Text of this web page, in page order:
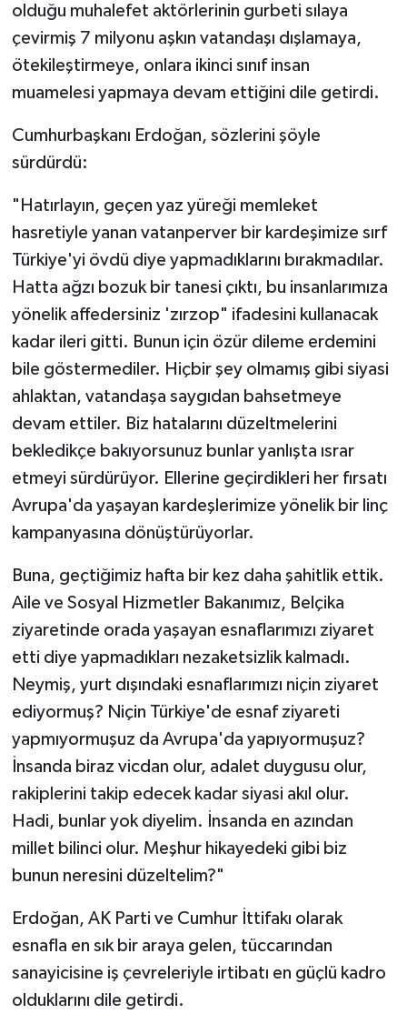
olduğu muhalefet aktörlerinin gurbeti sılaya
çevirmiş 7 milyonu aşkın vatandaşı dışlamaya,
ötekileştirmeye, onlara ikinci sınıf insan
muamelesi yapmaya devam ettiğini dile getirdi.
Cumhurbaşkanı Erdoğan, sözlerini şöyle
sürdürdü:
"Hatırlayın, geçen yaz yüreği memleket
hasretiyle yanan vatanperver bir kardeşimize sırf
Türkiye'yi övdü diye yapmadıklarını bırakmadılar.
Hatta ağzı bozuk bir tanesi çıktı, bu insanlarımıza
yönelik affedersiniz 'zırzop" ifadesini kullanacak
kadar ileri gitti. Bunun için özür dileme erdemini
bile göstermediler. Hiçbir şey olmamış gibi siyasi
ahlaktan, vatandaşa saygıdan bahsetmeye
devam ettiler. Biz hatalarını düzeltmelerini
bekledikçe bakıyorsunuz bunlar yanlışta ısrar
etmeyi sürdürüyor. Ellerine geçirdikleri her fırsatı
Avrupa'da yaşayan kardeşlerimize yönelik bir linç
kampanyasına dönüştürüyorlar.
Buna, geçtiğimiz hafta bir kez daha şahitlik ettik.
Aile ve Sosyal Hizmetler Bakanımız, Belçika
ziyaretinde orada yaşayan esnaflarımızı ziyaret
etti diye yapmadıkları nezaketsizlik kalmadı.
Neymiş, yurt dışındaki esnaflarımızı niçin ziyaret
ediyormuş? Niçin Türkiye'de esnaf ziyareti
yapmıyormuşuz da Avrupa'da yapıyormuşuz?
İnsanda biraz vicdan olur, adalet duygusu olur,
rakiplerini takip edecek kadar siyasi akıl olur.
Hadi, bunlar yok diyelim. İnsanda en azından
millet bilinci olur. Meşhur hikayedeki gibi biz
bunun neresini düzeltelim?"
Erdoğan, AK Parti ve Cumhur İttifakı olarak
esnafla en sık bir araya gelen, tüccarından
sanayicisine iş çevreleriyle irtibatı en güçlü kadro
olduklarını dile getirdi.